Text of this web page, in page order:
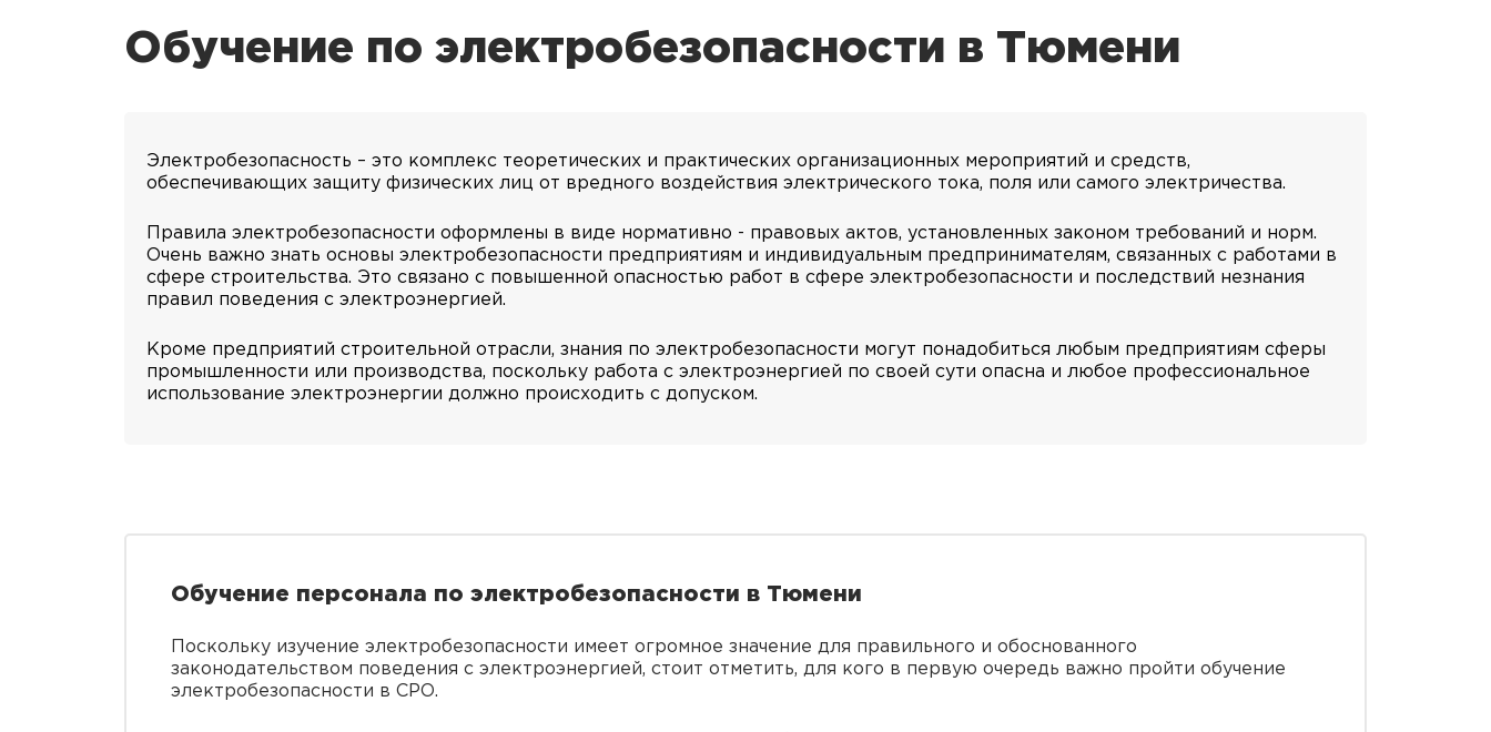
Обучение по электробезопасности в Тюмени
Электробезопасность – это комплекс теоретических и практических организационных мероприятий и средств,
обеспечивающих защиту физических лиц от вредного воздействия электрического тока, поля или самого электричества.
Правила электробезопасности оформлены в виде нормативно - правовых актов, установленных законом требований и норм.
Очень важно знать основы электробезопасности предприятиям и индивидуальным предпринимателям, связанных с работами в
сфере строительства. Это связано с повышенной опасностью работ в сфере электробезопасности и последствий незнания
правил поведения с электроэнергией.
Кроме предприятий строительной отрасли, знания по электробезопасности могут понадобиться любым предприятиям сферы
промышленности или производства, поскольку работа с электроэнергией по своей сути опасна и любое профессиональное
использование электроэнергии должно происходить с допуском.
Обучение персонала по электробезопасности в Тюмени
Поскольку изучение электробезопасности имеет огромное значение для правильного и обоснованного
законодательством поведения с электроэнергией, стоит отметить, для кого в первую очередь важно пройти обучение
электробезопасности в СРО.